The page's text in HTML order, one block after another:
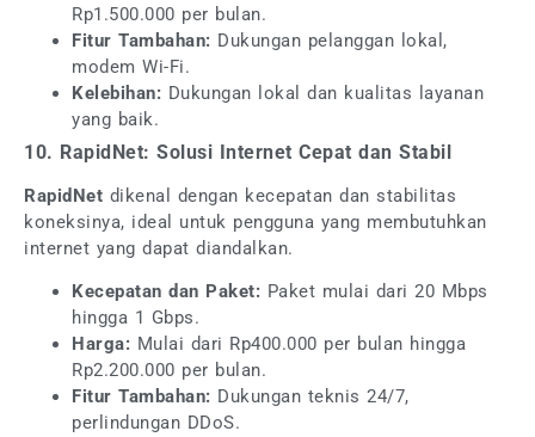
Rp1.500.000 per bulan.
Fitur Tambahan: Dukungan pelanggan lokal,
modem Wi-Fi.
Kelebihan: Dukungan lokal dan kualitas layanan
yang baik.
10. RapidNet: Solusi Internet Cepat dan Stabil
RapidNet dikenal dengan kecepatan dan stabilitas
koneksinya, ideal untuk pengguna yang membutuhkan
internet yang dapat diandalkan.
Kecepatan dan Paket: Paket mulai dari 20 Mbps
hingga 1 Gbps.
Harga: Mulai dari Rp400.000 per bulan hingga
Rp2.200.000 per bulan.
Fitur Tambahan: Dukungan teknis 24/7,
perlindungan DDoS.